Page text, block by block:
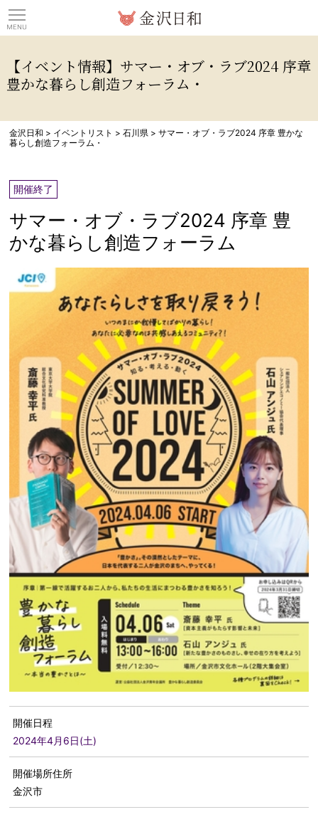
【イベント情報】サマー・オブ・ラブ2024 序章
豊かな暮らし創造フォーラム・
金沢日和 > イベントリスト >石川県 >サマー・オブ・ラブ2024 序章 豊かな
暮らし創造フォーラム・
開催終了
サマー・オブ・ラブ2024 序章 豊
かな暮らし創造フォーラム
開催日程
2024年4月6日(土)
開催場所住所
金沢市